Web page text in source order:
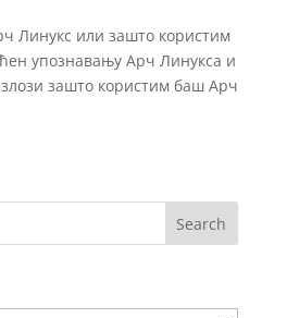
Линукс или зашто користим
упознавању Арч Линукса и
зашто користим баш Арч